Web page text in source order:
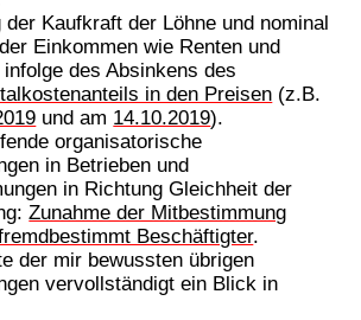
der Kaufkraft der Löhne und nominal
Einkommen wie Renten und
infolge des Absinkens des
in den Preisen (z.B.
und am 14.10.2019).
organisatorische
in Betrieben und
in Richtung Gleichheit der
Zunahme der Mitbestimmung
Beschäftigter.
der mir bewussten übrigen
vervollständigt ein Blick in